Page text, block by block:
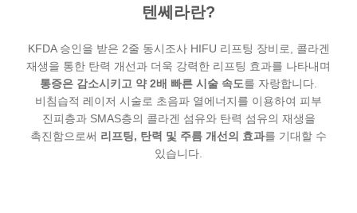
텐쎄라란?
KFDA 승인을 받은 2줄 동시조사 HIFU 리프팅 장비로, 콜라겐
재생을 통한 탄력 개선과 더욱 강력한 리프팅 효과를 나타내며
통증은 감소시키고 약 2배 빠른 시술 속도를 자랑합니다.
비침습적 레이저 시술로 초음파 열에너지를 이용하여 피부
진피층과 SMAS층의 콜라겐 섬유와 탄력 섬유의 재생을
촉진함으로써 리프팅, 탄력 및 주름 개선의 효과를 기대할 수
있습니다.